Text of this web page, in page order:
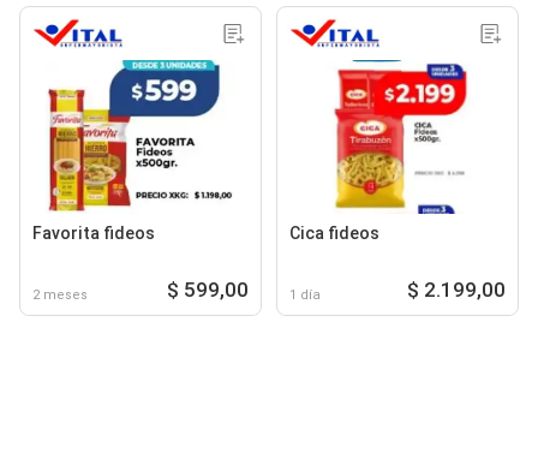
Favorita fideos
2 meses $ 599,00
Cica fideos
1 día $ 2.199,00